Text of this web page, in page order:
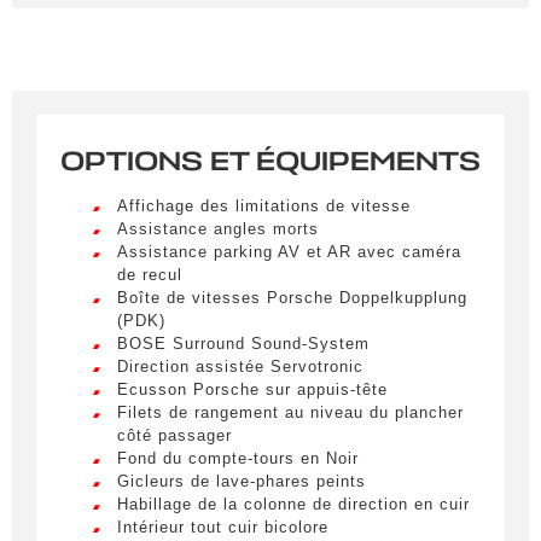
M.
Nom *
Prénom
*
FRANCE
Lorem ipsum dolor sit amet, consectetur
adipiscing elit. Ut a elit sed nisl pulvinar
egestas a vel nibh. Sed aliquam varius
feugiat. Suspendisse finibus nec nibh eget
ultricies. Mauris et malesuada augue.
Lorem ipsum dolor sit amet, consectetur
adipiscing elit. Ut a elit sed nisl pulvinar
egestas a vel nibh. Sed aliquam varius
feugiat. Suspendisse finibus nec nibh eget
ultricies. Mauris et malesuada augue.
Lorem ipsum dolor sit amet, consectetur
OPTIONS ET ÉQUIPEMENTS
Affichage des limitations de vitesse
Assistance angles morts
Assistance parking AV et AR avec caméra
de recul
Boîte de vitesses Porsche Doppelkupplung
(PDK)
BOSE Surround Sound-System
Direction assistée Servotronic
Ecusson Porsche sur appuis-tête
Filets de rangement au niveau du plancher
côté passager
Fond du compte-tours en Noir
Gicleurs de lave-phares peints
Habillage de la colonne de direction en cuir
Intérieur tout cuir bicolore